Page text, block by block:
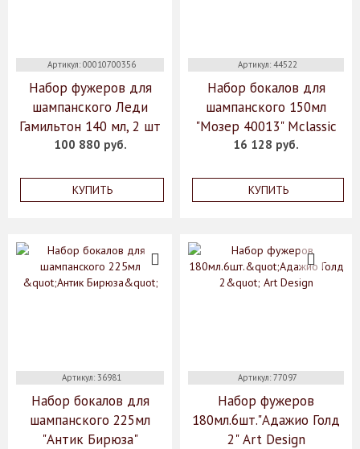
Артикул: 00010700356
Набор фужеров для
шампанского Леди
Гамильтон 140 мл, 2 шт
100 880 руб.
КУПИТЬ
Артикул: 44522
Набор бокалов для
шампанского 150мл
"Мозер 40013" Mclassic
16 128 руб.
КУПИТЬ
Артикул: 36981
Набор бокалов для
шампанского 225мл
"Антик Бирюза"
Артикул: 77097
Набор фужеров
180мл.6шт."Адажио Голд
2" Art Design